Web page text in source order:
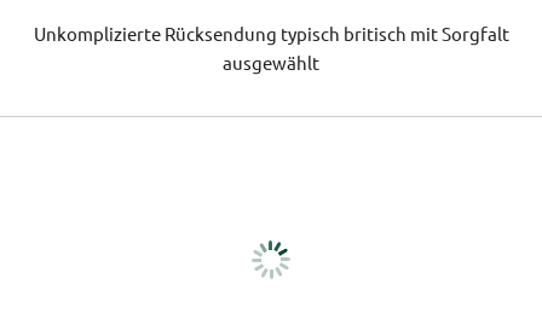
Unkomplizierte Rücksendung typisch britisch mit Sorgfalt
ausgewählt